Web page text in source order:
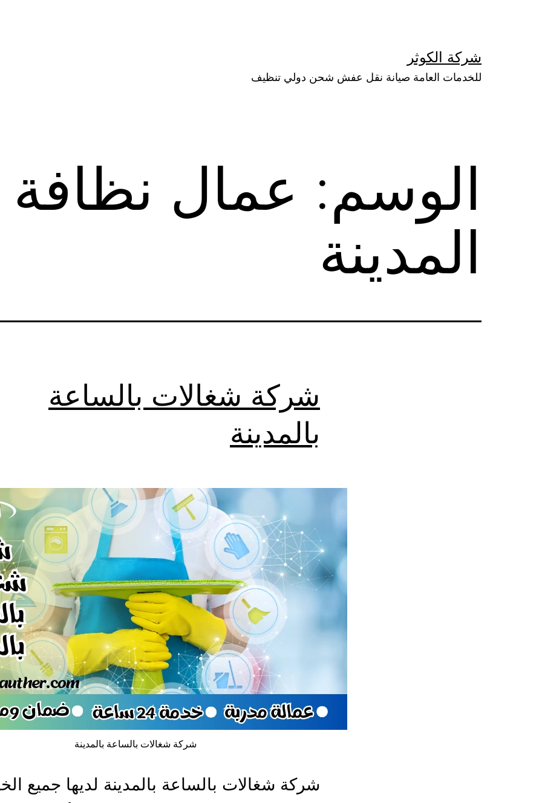
شركة الكوثر
للخدمات العامة صيانة نقل عفش شحن دولي تنظيف
الوسم: عمال نظافة
المدينة
شركة شغالات بالساعة
بالمدينة
شركة شغالات بالساعة بالمدينة
شركة شغالات بالساعة بالمدينة لديها جميع